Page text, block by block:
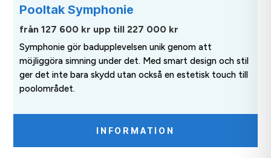
Pooltak Symphonie
från 127 600 kr upp till 227 000 kr
Symphonie gör badupplevelsen unik genom att
möjliggöra simning under det. Med smart design och stil
ger det inte bara skydd utan också en estetisk touch till
poolområdet.
INFORMATION